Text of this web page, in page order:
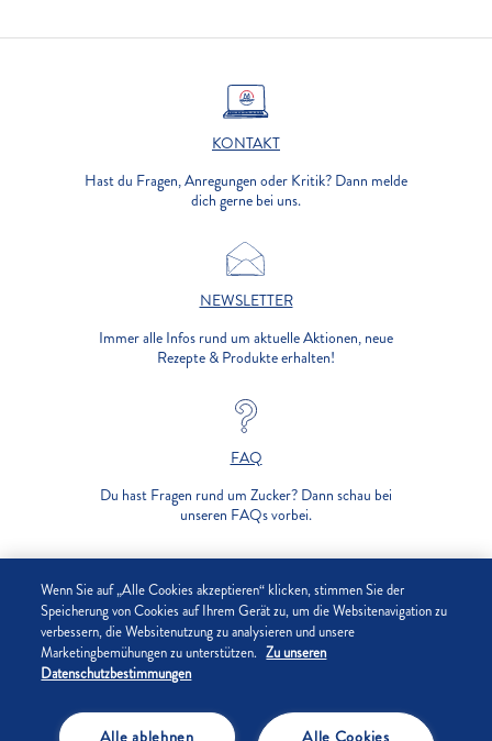
KONTAKT
Hast du Fragen, Anregungen oder Kritik? Dann melde
dich gerne bei uns.
NEWSLETTER
Immer alle Infos rund um aktuelle Aktionen, neue
Rezepte & Produkte erhalten!
FAQ
Du hast Fragen rund um Zucker? Dann schau bei
unseren FAQs vorbei.
UNTERNEHMEN
DATENSCHUTZ
COOKIE-EINSTELLUNGEN
Wenn Sie auf „Alle Cookies akzeptieren“ klicken, stimmen Sie der
Speicherung von Cookies auf Ihrem Gerät zu, um die Websitenavigation zu
verbessern, die Websitenutzung zu analysieren und unsere
Marketingbemühungen zu unterstützen. Zu unseren
Datenschutzbestimmungen